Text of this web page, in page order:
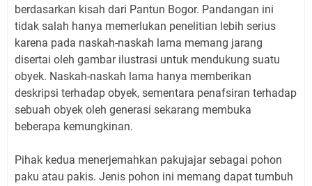
berdasarkan kisah dari Pantun Bogor. Pandangan ini
tidak salah hanya memerlukan penelitian lebih serius
karena pada naskah-naskah lama memang jarang
disertai oleh gambar ilustrasi untuk mendukung suatu
obyek. Naskah-naskah lama hanya memberikan
deskripsi terhadap obyek, sementara penafsiran terhadap
sebuah obyek oleh generasi sekarang membuka
beberapa kemungkinan.
Pihak kedua menerjemahkan pakujajar sebagai pohon
paku atau pakis. Jenis pohon ini memang dapat tumbuh